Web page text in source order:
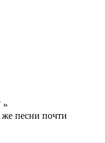
»
песни почти